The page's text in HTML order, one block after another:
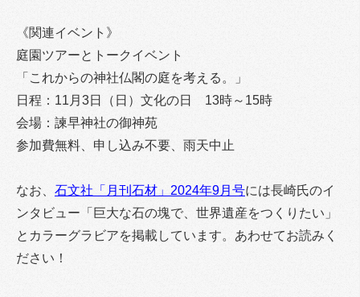
《関連イベント》
庭園ツアーとトークイベント
「これからの神社仏閣の庭を考える。」
日程：11月3日（日）文化の日 13時～15時
会場：諫早神社の御神苑
参加費無料、申し込み不要、雨天中止
なお、 石文社「月刊石材」2024年9月号には長崎氏のイ
ンタビュー「巨大な石の塊で、世界遺産をつくりたい」
とカラーグラビアを掲載しています。あわせてお読みく
ださい！